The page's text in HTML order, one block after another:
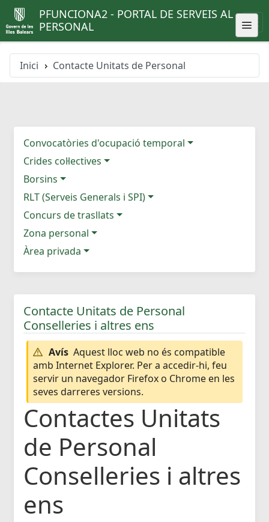
PFUNCIONA2 - PORTAL DE SERVEIS AL
PERSONAL
Inici Contacte Unitats de Personal
Convocatòries d'ocupació temporal
Crides col·lectives
Borsins
RLT (Serveis Generals i SPI)
Concurs de trasllats
Zona personal
Àrea privada
Contacte Unitats de Personal
Conselleries i altres ens
Avís Aquest lloc web no és compatible
amb Internet Explorer. Per a accedir-hi, feu
servir un navegador Firefox o Chrome en les
seves darreres versions.
Contactes Unitats
de Personal
Conselleries i altres
ens